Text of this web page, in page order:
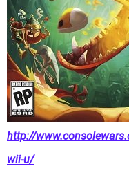
http://
wii-u/